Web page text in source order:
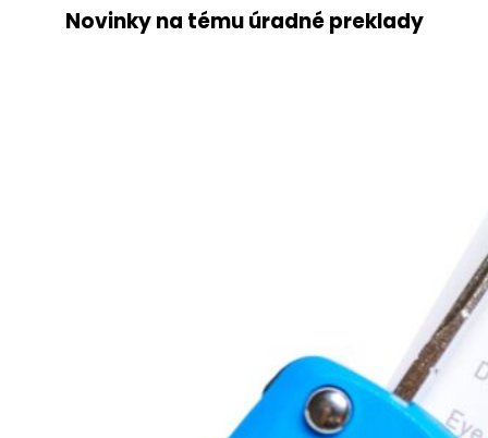
Novinky na tému úradné preklady